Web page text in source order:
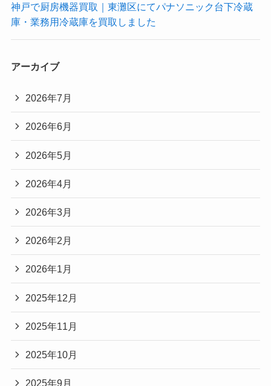
神戸で厨房機器買取｜東灘区にてパナソニック台下冷蔵
庫・業務用冷蔵庫を買取しました
アーカイブ
2026年7月
2026年6月
2026年5月
2026年4月
2026年3月
2026年2月
2026年1月
2025年12月
2025年11月
2025年10月
2025年9月